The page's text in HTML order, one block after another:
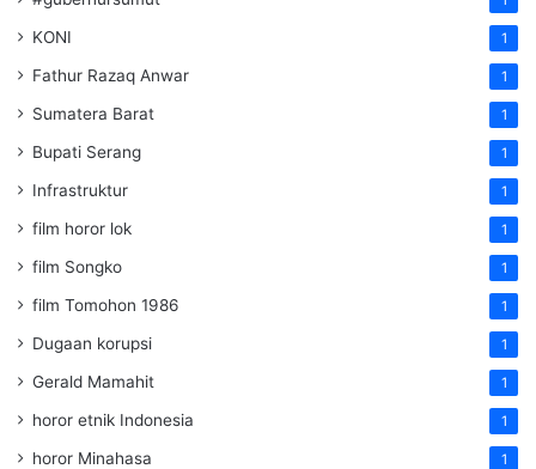
KONI 1
Fathur Razaq Anwar 1
Sumatera Barat 1
Bupati Serang 1
Infrastruktur 1
film horor lok 1
film Songko 1
film Tomohon 1986 1
Dugaan korupsi 1
Gerald Mamahit 1
horor etnik Indonesia 1
horor Minahasa 1